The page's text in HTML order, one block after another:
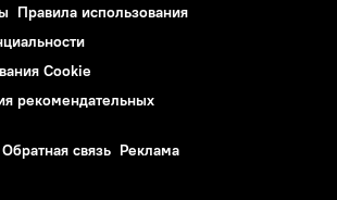
Правила использования
Cookie
рекомендательных
Обратная связь Реклама